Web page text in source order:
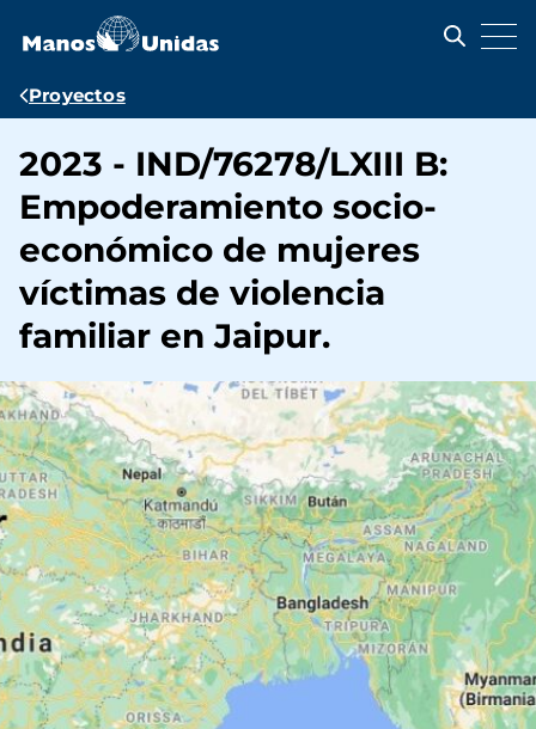
contenido
Ruta
navegación
Proyectos
2023 - IND/76278/LXIII B:
Empoderamiento socio-
económico de mujeres
víctimas de violencia
familiar en Jaipur.